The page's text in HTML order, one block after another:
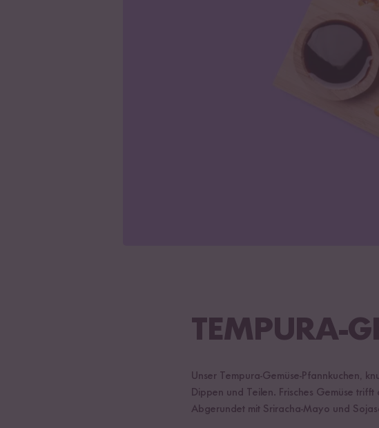
TEMPURA-
Unser Tempura-Gemüse-Pfannkuchen,
Dippen und Teilen. Frisches Gemüse
Abgerundet mit Sriracha-Mayo und